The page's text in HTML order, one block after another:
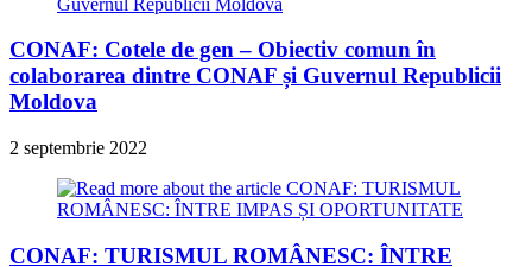
CONAF: Cotele de gen – Obiectiv comun în
colaborarea dintre CONAF și Guvernul Republicii
Moldova
2 septembrie 2022
CONAF: TURISMUL ROMÂNESC: ÎNTRE